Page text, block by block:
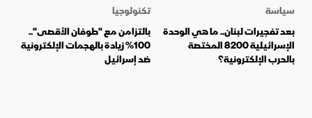
سياسة
بعد تفجيرات لبنان.. ما هي الوحدة
الإسرائيلية 8200 المختصة
بالحرب الإلكترونية؟
تكنولوجيا
بالتزامن مع "طوفان الأقصى"..
100% زيادة بالهجمات الإلكترونية
ضد إسرائيل